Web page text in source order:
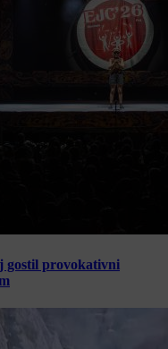
gostil provokativni